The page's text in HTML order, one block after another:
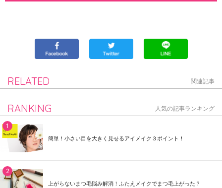
RELATED 関連記事
RANKING 人気の記事ランキング
簡単！小さい目を大きく見せるアイメイク３ポイント！
上がらないまつ毛悩み解消！ふたえメイクでまつ毛上がった？